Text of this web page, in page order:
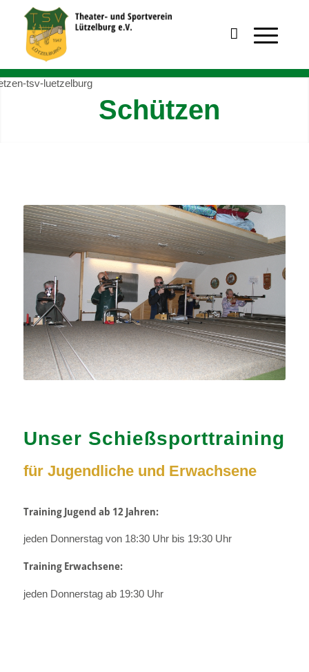
Schützen
Unser Schießsporttraining
für Jugendliche und Erwachsene
Training Jugend ab 12 Jahren:
jeden Donnerstag von 18:30 Uhr bis 19:30 Uhr
Training Erwachsene:
jeden Donnerstag ab 19:30 Uhr